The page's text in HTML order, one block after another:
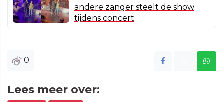
andere zanger steelt de show
tijdens concert
0
Lees meer over: